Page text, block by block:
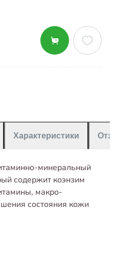
Характеристики
минеральный
содержит коэнзим
макро-
состояния кожи